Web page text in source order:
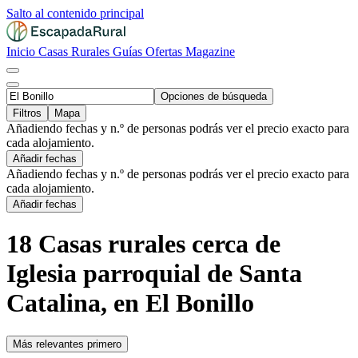
Salto al contenido principal
Inicio Casas Rurales Guías Ofertas Magazine
Opciones de búsqueda
Filtros
Mapa
Añadiendo fechas y n.º de personas podrás ver el precio exacto para
cada alojamiento.
Añadir fechas
Añadiendo fechas y n.º de personas podrás ver el precio exacto para
cada alojamiento.
Añadir fechas
18 Casas rurales cerca de
Iglesia parroquial de Santa
Catalina, en El Bonillo
Más relevantes primero